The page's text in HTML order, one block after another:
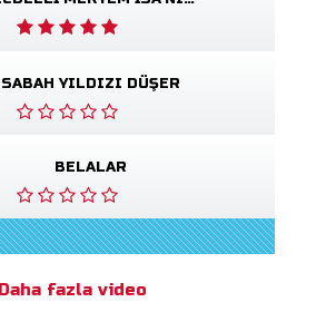
SABAH YILDIZI DÜŞER
BELALAR
Daha fazla video